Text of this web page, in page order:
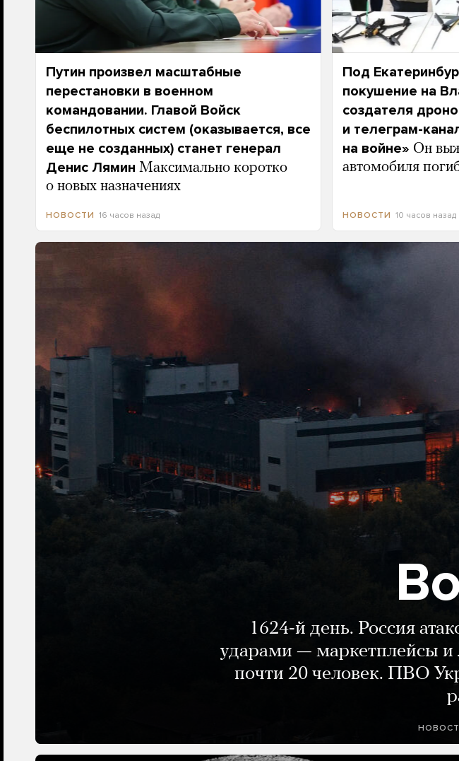
Путин произвел масштабные
перестановки в военном
командовании. Главой Войск
беспилотных систем (оказывается, все
еще не созданных) станет генерал
Денис Лямин Максимально коротко
о новых назначениях
НОВОСТИ 16 часов назад
Под
покушение на
создателя
и телеграм-
на войне» Он
автомобиля
НОВОСТИ 10 часов назад
1624-й день. Россия
ударами — маркетплейсы и
почти 20 человек. ПВО